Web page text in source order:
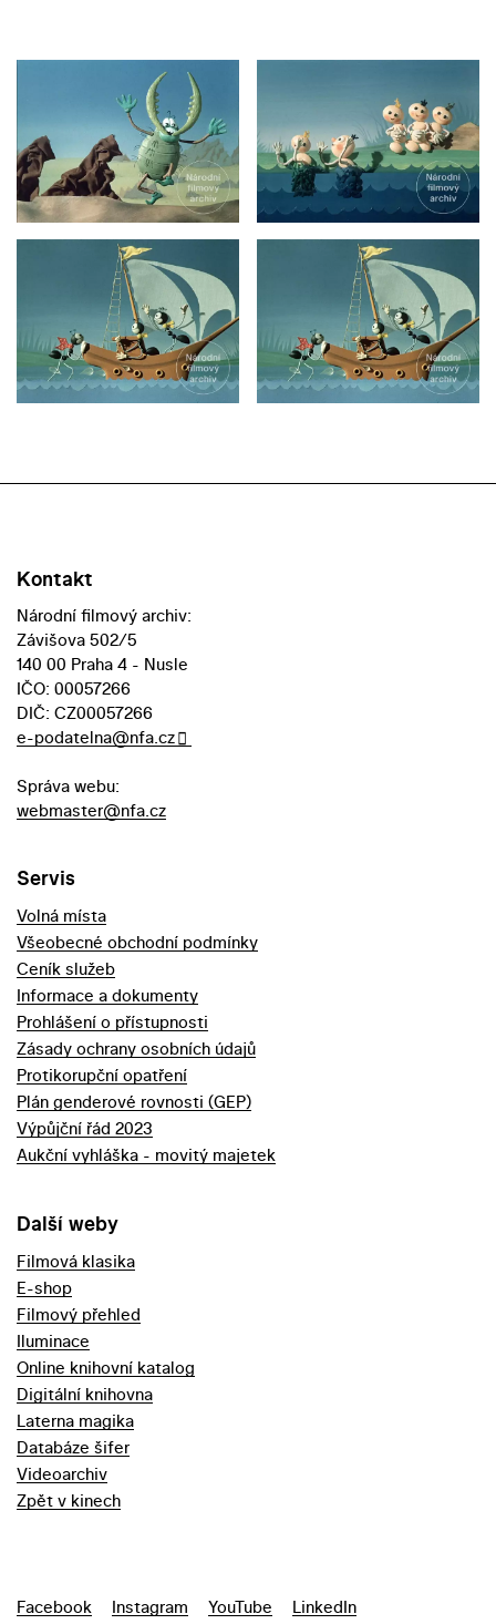
Kontakt
Národní filmový archiv:
Závišova 502/5
140 00 Praha 4 - Nusle
IČO: 00057266
DIČ: CZ00057266
e-podatelna@nfa.cz
Správa webu:
webmaster@nfa.cz
Servis
Volná místa
Všeobecné obchodní podmínky
Ceník služeb
Informace a dokumenty
Prohlášení o přístupnosti
Zásady ochrany osobních údajů
Protikorupční opatření
Plán genderové rovnosti (GEP)
Výpůjční řád 2023
Aukční vyhláška - movitý majetek
Další weby
Filmová klasika
E-shop
Filmový přehled
Iluminace
Online knihovní katalog
Digitální knihovna
Laterna magika
Databáze šifer
Videoarchiv
Zpět v kinech
Facebook Instagram YouTube LinkedIn